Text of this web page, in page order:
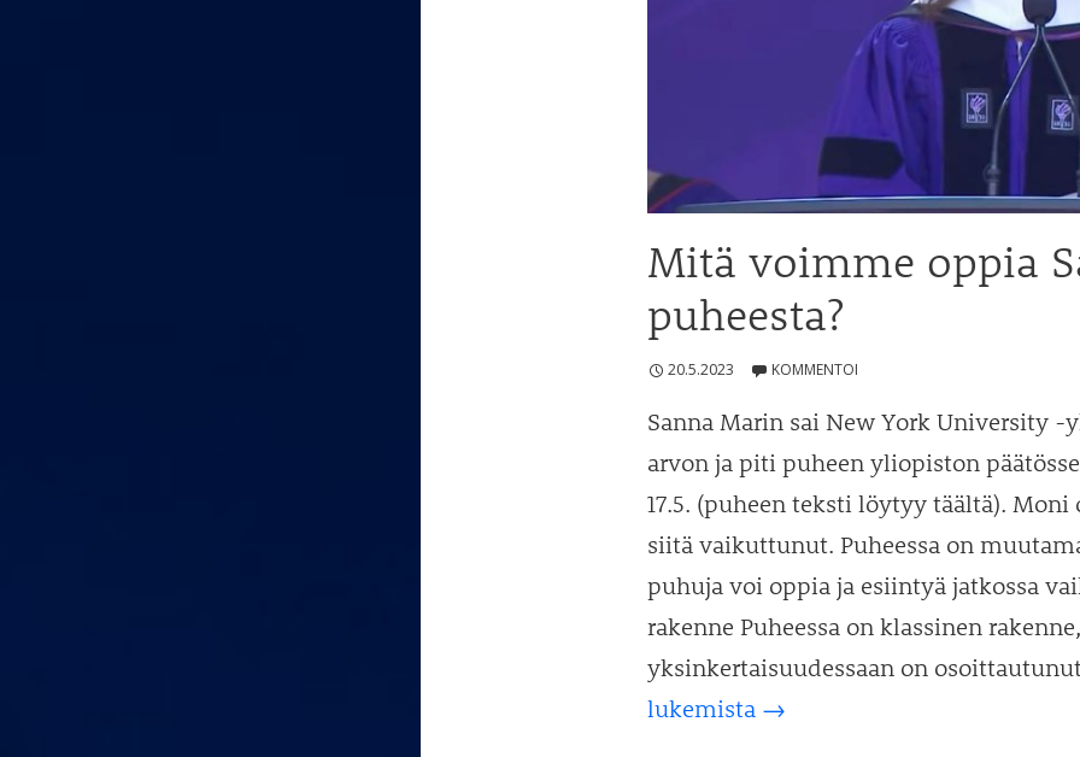
Mitä voimme oppia
puheesta?
20.5.2023 KOMMENTOI
Sanna Marin sai New York University
arvon ja piti puheen yliopiston
17.5. (puheen teksti löytyy täältä).
siitä vaikuttunut. Puheessa on
puhuja voi oppia ja esiintyä jatkossa
rakenne Puheessa on klassinen
yksinkertaisuudessaan on
lukemista Mitä
→